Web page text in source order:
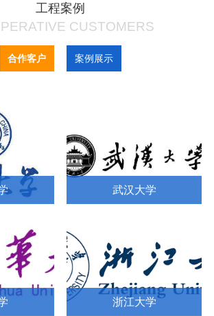
工程案例
CUSTOMERS
合作客户 案例展示
武汉大学
浙江大学